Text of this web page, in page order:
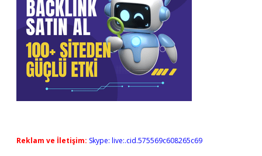
Reklam ve İletişim: Skype: live:.cid.575569c608265c69